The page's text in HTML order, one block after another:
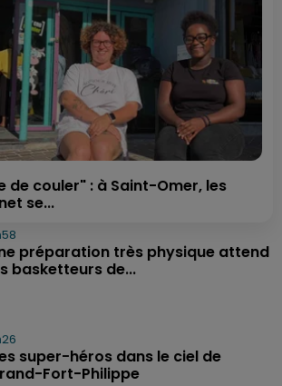
de couler" : à Saint-Omer, les
se...
préparation très physique attend
basketteurs de...
super-héros dans le ciel de
Fort-Philippe